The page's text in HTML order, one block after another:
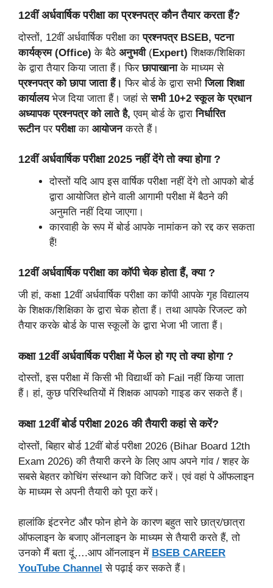
12वीं अर्धवार्षिक परीक्षा का प्रश्नपत्र कौन तैयार करता हैं?
दोस्तों, 12वीं अर्धवार्षिक परीक्षा काप्रश्नपत्र BSEB, पटना
कार्यक्रम (Office) के बैठे अनुभवी(Expert) शिक्षक/शिक्षिका
के द्वारा तैयार किया जाता हैं। फिरछापाखानाके माध्यम से
प्रश्नपत्र को छापा जाता हैं। फिर बोर्ड के द्वारा सभीजिला शिक्षा
कार्यालयभेज दिया जाता हैं। जहां सेसभी 10+2 स्कूल के प्रधान
अध्यापक प्रश्नपत्र को लाते है, एवम् बोर्ड के द्वारानिर्धारित
रूटीनपरपरीक्षाका आयोजनकरते हैं।
12वीं अर्धवार्षिक परीक्षा 2025 नहीं देंगे तो क्या होगा ?
दोस्तों यदि आप इस वार्षिक परीक्षा नहीं देंगे तो आपको बोर्ड
द्वारा आयोजित होने वाली आगामी परीक्षा में बैठने की
अनुमति नहीं दिया जाएगा।
कारवाही के रूप में बोर्ड आपके नामांकन को रद्द कर सकता
हैं!
12वीं अर्धवार्षिक परीक्षा का कॉपी चेक होता हैं, क्या ?
जी हां, कक्षा 12वीं अर्धवार्षिक परीक्षा का कॉपी आपके गृह विद्यालय
के शिक्षक/शिक्षिका के द्वारा चेक होता हैं। तथा आपके रिजल्ट को
तैयार करके बोर्ड के पास स्कूलों के द्वारा भेजा भी जाता हैं।
कक्षा 12वीं अर्धवार्षिक परीक्षा में फेल हो गए तो क्या होगा ?
दोस्तों, इस परीक्षा में किसी भी विद्यार्थी को Fail नहीं किया जाता
हैं। हां, कुछ परिस्थितियों में शिक्षक आपको गाइड कर सकते हैं।
कक्षा 12वीं बोर्ड परीक्षा 2026 की तैयारी कहां से करें?
दोस्तों, बिहार बोर्ड 12वीं बोर्ड परीक्षा 2026 (Bihar Board 12th
Exam 2026) की तैयारी करने के लिए आप अपने गांव / शहर के
सबसे बेहतर कोचिंग संस्थान को विजिट करें। एवं वहां पे ऑफलाइन
के माध्यम से अपनी तैयारी को पूरा करें।
हालांकि इंटरनेट और फोन होने के कारण बहुत सारे छात्र/छात्रा
ऑफलाइन के बजाए ऑनलाइन के माध्यम से तैयारी करते हैं, तो
उनको मैं बता दूं….आप ऑनलाइन में BSEB CAREER
YouTube Channel से पढ़ाई कर सकते हैं।